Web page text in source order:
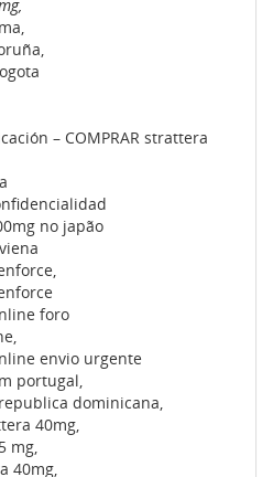
– COMPRAR strattera
no japão
foro
envio urgente
portugal,
dominicana,
40mg,
mg,
40mg,